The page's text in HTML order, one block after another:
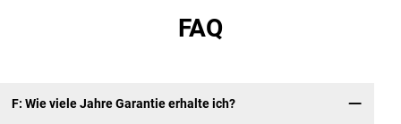
FAQ
F: Wie viele Jahre Garantie erhalte ich?